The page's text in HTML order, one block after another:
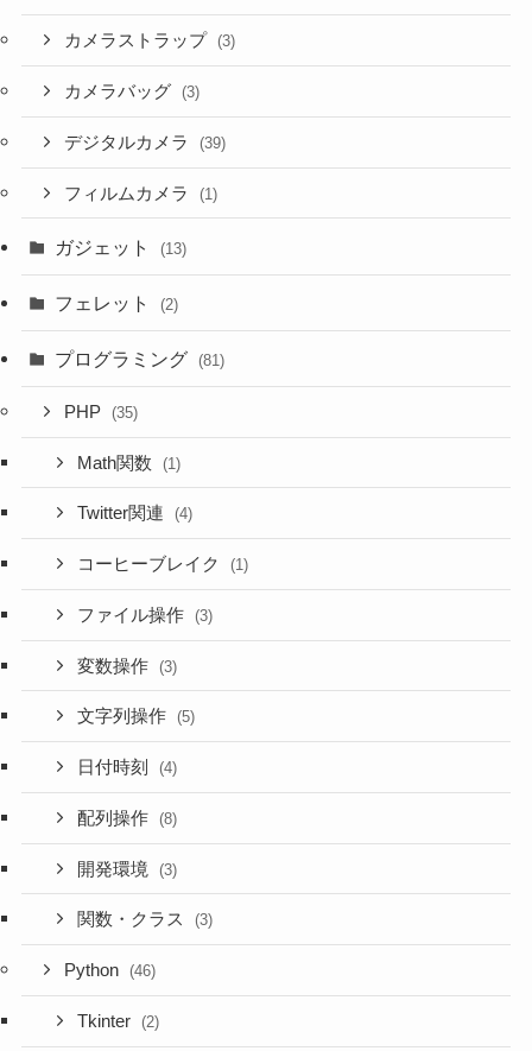
カメラストラップ (3)
カメラバッグ (3)
デジタルカメラ (39)
フィルムカメラ (1)
ガジェット (13)
フェレット (2)
プログラミング (81)
PHP (35)
Math関数 (1)
Twitter関連 (4)
コーヒーブレイク (1)
ファイル操作 (3)
変数操作 (3)
文字列操作 (5)
日付時刻 (4)
配列操作 (8)
開発環境 (3)
関数・クラス (3)
Python (46)
Tkinter (2)